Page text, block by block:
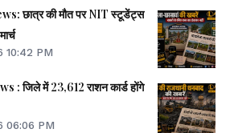
छात्र की मौत पर NIT स्टूडेंट्स
10:42 PM
: जिले में 23,612 राशन कार्ड होंगे
06:06 PM